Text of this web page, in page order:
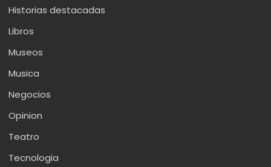
Historias destacadas
Libros
Museos
Musica
Negocios
Opinion
Teatro
Tecnologia